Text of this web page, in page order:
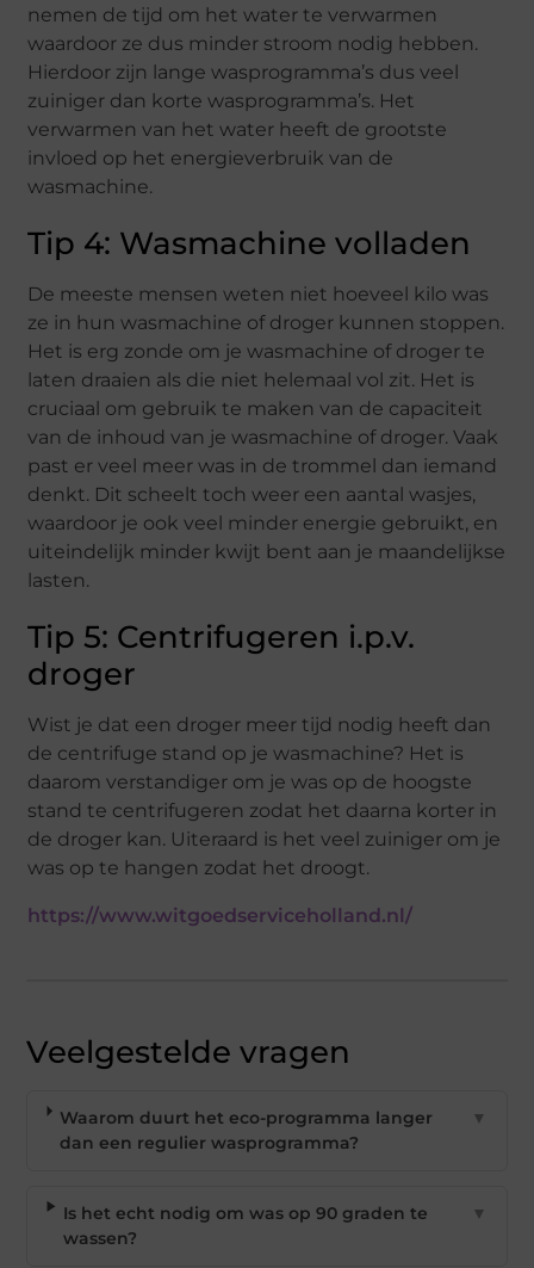
nemen de tijd om het water te verwarmen
waardoor ze dus minder stroom nodig hebben.
Hierdoor zijn lange wasprogramma’s dus veel
zuiniger dan korte wasprogramma’s. Het
verwarmen van het water heeft de grootste
invloed op het energieverbruik van de
wasmachine.
Tip 4: Wasmachine volladen
De meeste mensen weten niet hoeveel kilo was
ze in hun wasmachine of droger kunnen stoppen.
Het is erg zonde om je wasmachine of droger te
laten draaien als die niet helemaal vol zit. Het is
cruciaal om gebruik te maken van de capaciteit
van de inhoud van je wasmachine of droger. Vaak
past er veel meer was in de trommel dan iemand
denkt. Dit scheelt toch weer een aantal wasjes,
waardoor je ook veel minder energie gebruikt, en
uiteindelijk minder kwijt bent aan je maandelijkse
lasten.
Tip 5: Centrifugeren i.p.v.
droger
Wist je dat een droger meer tijd nodig heeft dan
de centrifuge stand op je wasmachine? Het is
daarom verstandiger om je was op de hoogste
stand te centrifugeren zodat het daarna korter in
de droger kan. Uiteraard is het veel zuiniger om je
was op te hangen zodat het droogt.
https://www.witgoedserviceholland.nl/
Veelgestelde vragen
Waarom duurt het eco-programma langer
dan een regulier wasprogramma?
▼
Is het echt nodig om was op 90 graden te
wassen?
▼